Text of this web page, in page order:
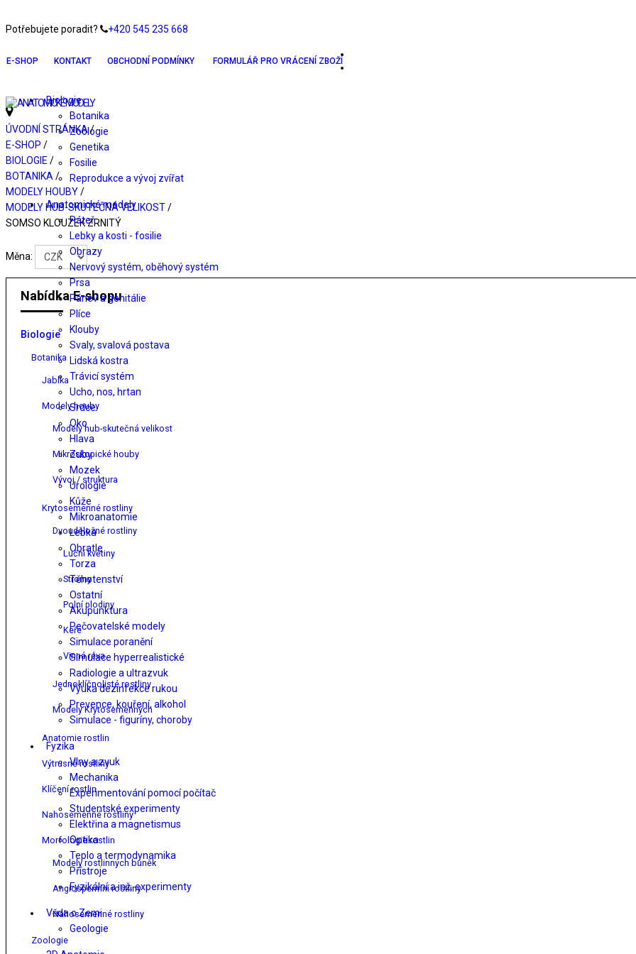
Potřebujete poradit? +420 545 235 668
E-SHOP KONTAKT OBCHODNÍ PODMÍNKY FORMULÁŘ PRO VRÁCENÍ ZBOŽÍ
Biologie
Botanika
Zoologie
Genetika
Fosilie
Reprodukce a vývoj zvířat
Anatomické modely
Páteř
Lebky a kosti - fosilie
Obrazy
Nervový systém, oběhový systém
Prsa
Pánev a genitálie
Plíce
Klouby
Svaly, svalová postava
Lidská kostra
Trávicí systém
Ucho, nos, hrtan
Srdce
Oko
Hlava
Zuby
Mozek
Urologie
Kůže
Mikroanatomie
Lebka
Obratle
Torza
Těhotenství
Ostatní
Akupunktura
Pečovatelské modely
Simulace poranění
Simulace hyperrealistické
Radiologie a ultrazvuk
Výuka dezinfekce rukou
Prevence, kouření, alkohol
Simulace - figuríny, choroby
Fyzika
Vlny a zvuk
Mechanika
Experimentování pomocí počítač
Studentské experimenty
Elektřina a magnetismus
Optika
Teplo a termodynamika
Přístroje
Fyzikální a inž. experimenty
Věda o Zemi
Geologie
ÚVODNÍ STRÁNKA/
E-SHOP /
BIOLOGIE /
BOTANIKA /
MODELY HOUBY/
MODELY HUB-SKUTEČNÁ VELIKOST/
SOMSO KLOUZEK ZRNITÝ
Měna:
Nabídka E-shopu
Biologie
Botanika
Jablka
Modely houby
Modely hub-skutečná velikost
Mikroskopické houby
Vývoj / struktura
Krytosemenné rostliny
Dvouděložné rostliny
Luční květiny
Stromy
Polní plodiny
Keře
Vinná réva
Jednoklíčnolisté rostliny
Modely Krytosemenných
Anatomie rostlin
Výtrusné rostliny
Klíčení rostlin
Nahosemenné rostliny
Morfologie rostlin
Modely rostlinných buněk
Angiospermní rostliny
Nahosemenné rostliny
Zoologie